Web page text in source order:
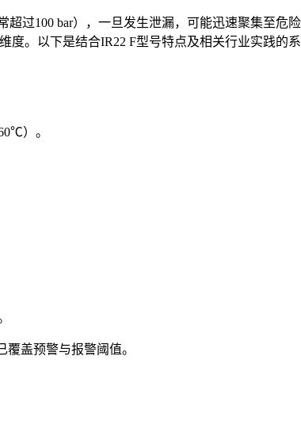
过100 bar），一旦发生泄漏，可能迅速聚集至危
。以下是结合IR22 F型号特点及相关行业实践的系
）。
覆盖预警与报警阈值。